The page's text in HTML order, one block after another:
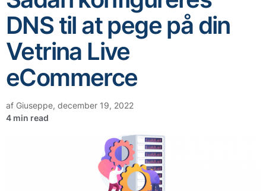
DNS til at pege på din
Vetrina Live
eCommerce
af Giuseppe, december 19, 2022